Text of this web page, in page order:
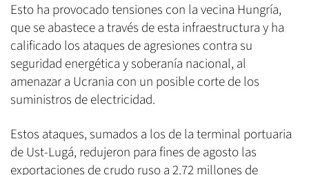
Esto ha provocado tensiones con la vecina Hungría,
que se abastece a través de esta infraestructura y ha
calificado los ataques de agresiones contra su
seguridad energética y soberanía nacional, al
amenazar a Ucrania con un posible corte de los
suministros de electricidad.
Estos ataques, sumados a los de la terminal portuaria
de Ust-Lugá, redujeron para fines de agosto las
exportaciones de crudo ruso a 2.72 millones de